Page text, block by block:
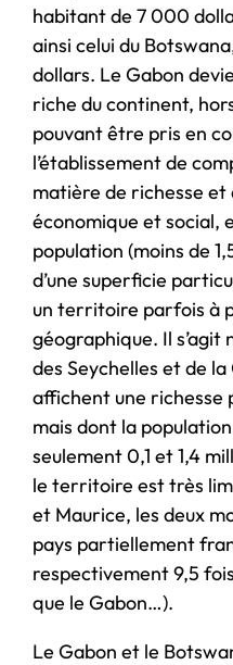
habitant de 7 000
ainsi celui du
dollars. Le Gabon
riche du continent,
pouvant être pris en
l’établissement de
matière de richesse
économique et social,
population (moins de
d’une superficie
un territoire parfois à
géographique. Il
des Seychelles et de
affichent une richesse
mais dont la
seulement 0,1 et 1,4
le territoire est très
et Maurice, les deux
pays partiellement
respectivement 9,5
que le Gabon…).
Le Gabon et le